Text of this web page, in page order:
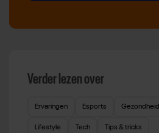
Verder lezen over
Ervaringen Esports Gezondheid
Lifestyle Tech Tips & tricks